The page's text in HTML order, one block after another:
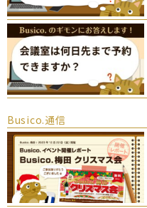
Busico.通信